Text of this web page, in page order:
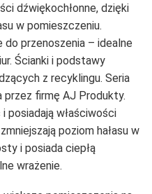
dźwiękochłonne, dzięki
w pomieszczeniu.
do przenoszenia – idealne
Ścianki i podstawy
z recyklingu. Seria
przez firmę AJ Produkty.
posiadają właściwości
poziom hałasu w
i posiada ciepłą
wrażenie.